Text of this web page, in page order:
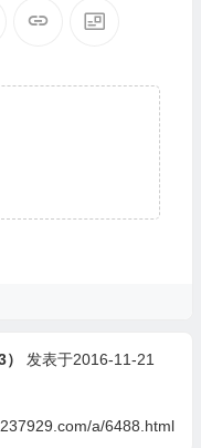
发表于2016-11-21
a/6488.html